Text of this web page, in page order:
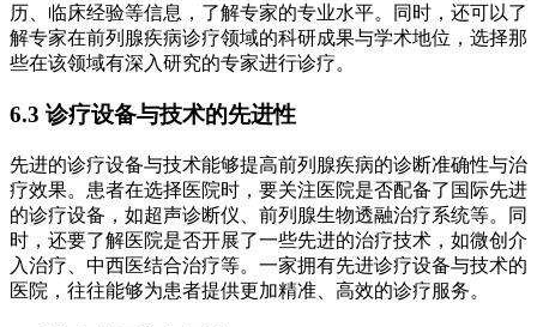
历、临床经验等信息，了解专家的专业水平。同时，还可以了
解专家在前列腺疾病诊疗领域的科研成果与学术地位，选择那
些在该领域有深入研究的专家进行诊疗。
6.3 诊疗设备与技术的先进性
先进的诊疗设备与技术能够提高前列腺疾病的诊断准确性与治
疗效果。患者在选择医院时，要关注医院是否配备了国际先进
的诊疗设备，如超声诊断仪、前列腺生物透融治疗系统等。同
时，还要了解医院是否开展了一些先进的治疗技术，如微创介
入治疗、中西医结合治疗等。一家拥有先进诊疗设备与技术的
医院，往往能够为患者提供更加精准、高效的诊疗服务。